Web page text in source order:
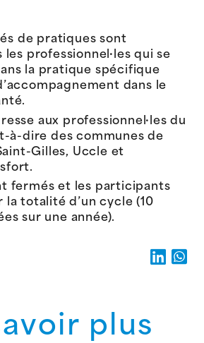
de pratiques sont
professionnel·les qui se
la pratique spécifique
dans le
aux professionnel·les du
à-dire des communes de
Gilles, Uccle et
fermés et les participants
la totalité d’un cycle (10
sur une année).
plus